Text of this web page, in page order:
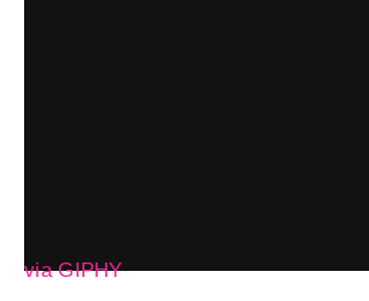
via GIPHY